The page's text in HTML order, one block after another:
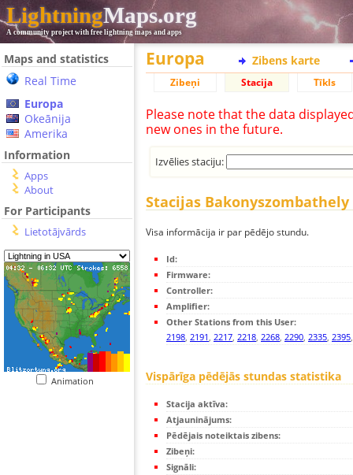
LightningMaps.org
A community project with free lightning maps and apps
Maps and statistics
Real Time
Europa
Okeānija
Amerika
Information
Apps
About
For Participants
Lietotājvārds
Animation
Europa Zibens karte
Zibeņi Stacija Tīkls
Please note that the data
new ones in the future.
Izvēlies staciju:
Stacijas
Visa informācija ir par pēdējo stundu.
Id:
Firmware:
Controller:
Amplifier:
Other Stations from this User:
2198, 2191, 2217, 2218, 2268, 2290, 2335, 2395
Vispārīga pēdējās stundas statistika
Stacija aktīva:
Atjauninājums:
Pēdējais noteiktais zibens:
Zibeņi:
Signāli: